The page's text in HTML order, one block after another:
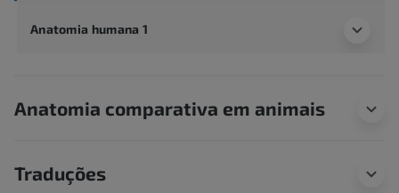
Anatomia humana 1
Anatomia comparativa em animais
Traduções